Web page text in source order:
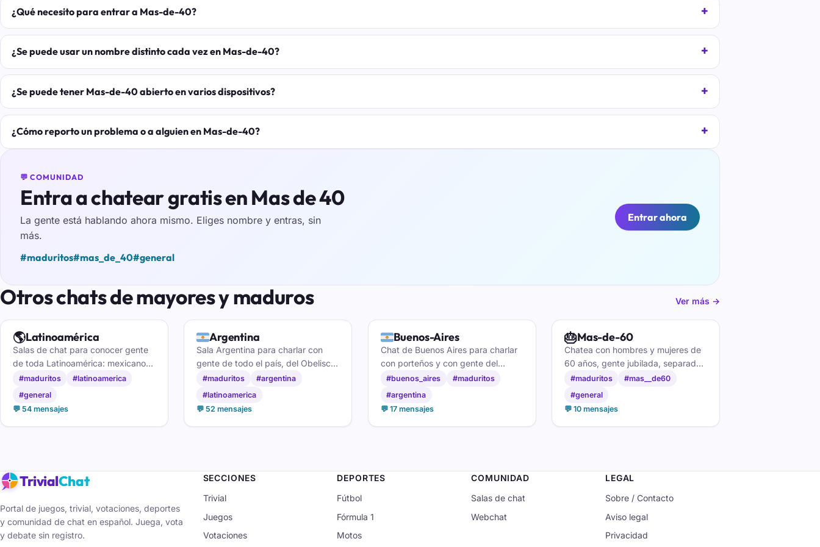
¿Qué necesito para entrar a Mas-de-40?
¿Se puede usar un nombre distinto cada vez en Mas-de-40?
¿Se puede tener Mas-de-40 abierto en varios dispositivos?
¿Cómo reporto un problema o a alguien en Mas-de-40?
💬 COMUNIDAD
Entra a chatear gratis en Mas de 40
La gente está hablando ahora mismo. Eliges nombre y entras, sin
más.
#maduritos#mas_de_40#general
Entrar ahora
Otros chats de mayores y maduros Ver más →
🌎Latinoamérica
Salas de chat para conocer gente
de toda Latinoamérica: mexicanos,
argentinos, colombianos, peruanos
y más, en un mismo espacio de
habla hispana.
#maduritos
#latinoamerica
#general
💬 54 mensajes
🇦🇷Argentina
Sala Argentina para charlar con
gente de todo el país, del Obelisco
a la Patagonia, y hacer nuevas
amistades con un buen mate de
por medio.
#maduritos
#argentina
#latinoamerica
💬 52 mensajes
🇦🇷Buenos-Aires
Chat de Buenos Aires para charlar
con porteños y con gente del
conurbano. Bondi, café y
conversación a cualquier hora,
gratis y sin registro.
#buenos_aires
#maduritos
#argentina
💬 17 mensajes
🎂Mas-de-60
Chatea con hombres y mujeres de
60 años, gente jubilada, separada
o viuda en nuestro chats en
español
#maduritos
#mas__de60
#general
💬 10 mensajes
TrivialChat
Portal de juegos, trivial, votaciones, deportes
y comunidad de chat en español. Juega, vota
y debate sin registro.
SECCIONES
Trivial
Juegos
Votaciones
DEPORTES
Fútbol
Fórmula 1
Motos
COMUNIDAD
Salas de chat
Webchat
LEGAL
Sobre / Contacto
Aviso legal
Privacidad